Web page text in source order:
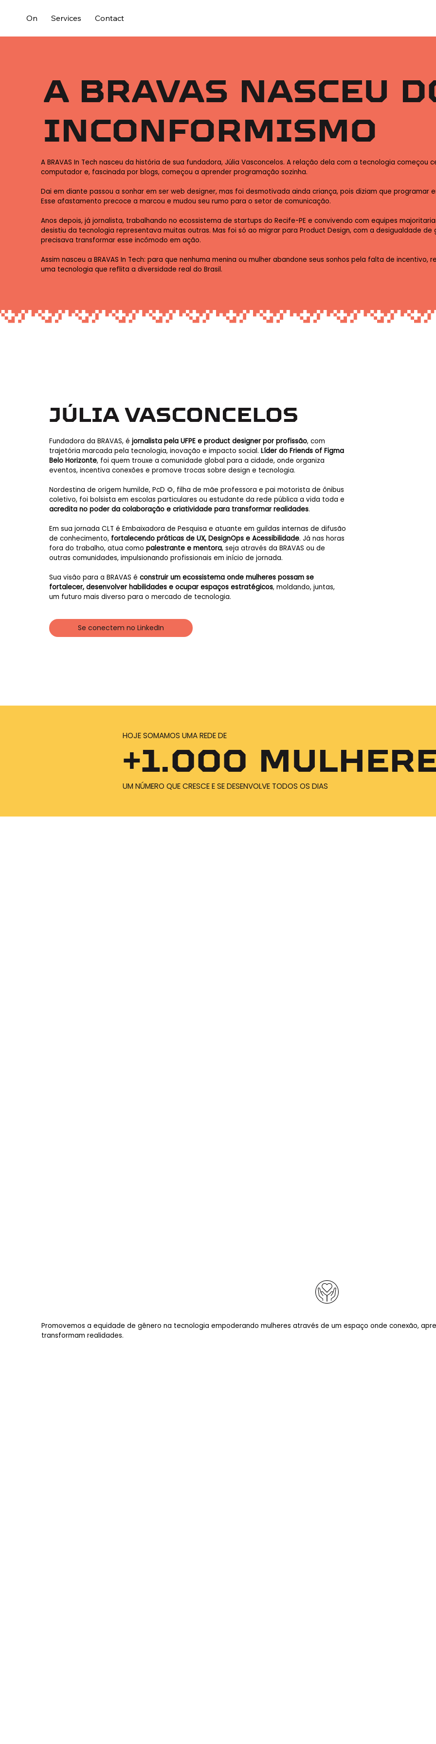
On Services Contact
A BRAVAS NASCEU
INCONFORMISMO
A BRAVAS In Tech nasceu da história de sua fundadora, Júlia Vasconcelos. A relação dela com a tecnologia começou
computador e, fascinada por blogs, começou a aprender programação sozinha.
Dai em diante passou a sonhar em ser web designer, mas foi desmotivada ainda criança, pois diziam que programar
Esse afastamento precoce a marcou e mudou seu rumo para o setor de comunicação.
Anos depois, já jornalista, trabalhando no ecossistema de startups do Recife-PE e convivendo com equipes
desistiu da tecnologia representava muitas outras. Mas foi só ao migrar para Product Design, com a desigualdade
precisava transformar esse incômodo em ação.
Assim nasceu a BRAVAS In Tech: para que nenhuma menina ou mulher abandone seus sonhos pela falta de
uma tecnologia que reflita a diversidade real do Brasil.
JÚLIA VASCONCELOS
Fundadora da BRAVAS, é jornalista pela UFPE e product designer por profissão, com
trajetória marcada pela tecnologia, inovação e impacto social. Líder do Friends of Figma
Belo Horizonte, foi quem trouxe a comunidade global para a cidade, onde organiza
eventos, incentiva conexões e promove trocas sobre design e tecnologia.
Nordestina de origem humilde, PcD 🌻, filha de mãe professora e pai motorista de ônibus
coletivo, foi bolsista em escolas particulares ou estudante da rede pública a vida toda e
acredita no poder da colaboração e criatividade para transformar realidades.
Em sua jornada CLT é Embaixadora de Pesquisa e atuante em guildas internas de difusão
de conhecimento, fortalecendo práticas de UX, DesignOps e Acessibilidade. Já nas horas
fora do trabalho, atua como palestrante e mentora, seja através da BRAVAS ou de
outras comunidades, impulsionando profissionais em início de jornada.
Sua visão para a BRAVAS é construir um ecossistema onde mulheres possam se
fortalecer, desenvolver habilidades e ocupar espaços estratégicos, moldando, juntas,
um futuro mais diverso para o mercado de tecnologia.
Se conectem no LinkedIn
HOJE SOMAMOS UMA REDE DE
+1.000
UM NÚMERO QUE CRESCE E SE DESENVOLVE TODOS OS DIAS
Promovemos a equidade de gênero na tecnologia empoderando mulheres através de um espaço onde conexão,
transformam realidades.